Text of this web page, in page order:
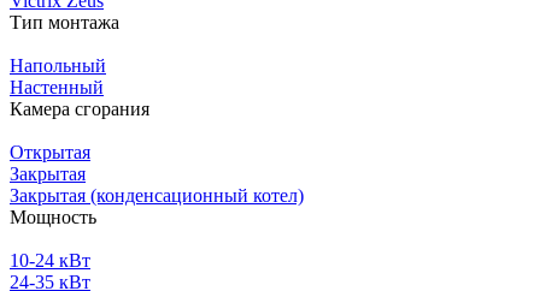
Тип монтажа
Напольный
Настенный
Камера сгорания
Открытая
Закрытая
Закрытая (конденсационный котел)
Мощность
10-24 кВт
24-35 кВт